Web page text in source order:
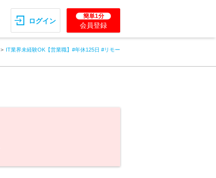
ログイン
簡単1分
会員登録
IT業界未経験OK【営業職】#年休125日 #リモー